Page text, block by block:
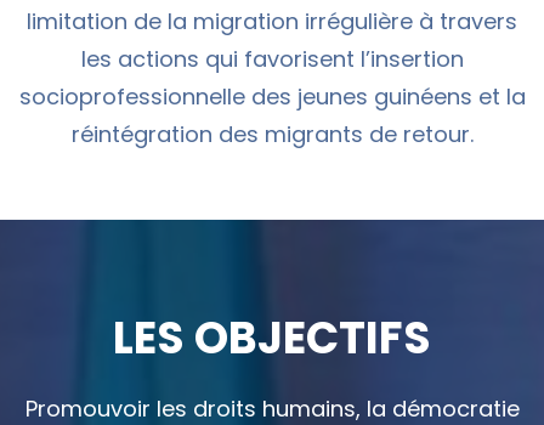
limitation de la migration irrégulière à travers
les actions qui favorisent l’insertion
socioprofessionnelle des jeunes guinéens et la
réintégration des migrants de retour.
LES OBJECTIFS
Promouvoir les droits humains, la démocratie